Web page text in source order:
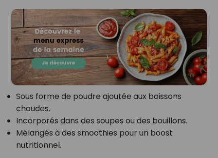
Sous forme de poudre ajoutée aux boissons
chaudes.
Incorporés dans des soupes ou des bouillons.
Mélangés à des smoothies pour un boost
nutritionnel.